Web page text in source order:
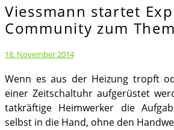
Viessmann
startet
Community
Thema
Heizung
Viessmann startet
Community zum
18. November 2014
Wenn es aus der Heizung tropft
einer Zeitschaltuhr aufgerüstet
tatkräftige Heimwerker die
selbst in die Hand, ohne den